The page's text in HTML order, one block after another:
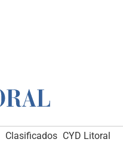
Clasificados CYD Litoral